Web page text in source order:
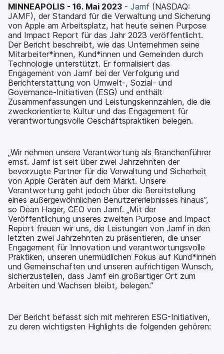
p
t
i
n
h
a
l
t
e
n
MINNEAPOLIS - 16. Mai 2023 - Jamf (NASDAQ:
JAMF), der Standard für die Verwaltung und Sicherung
von Apple am Arbeitsplatz, hat heute seinen Purpose
and Impact Report für das Jahr 2023 veröffentlicht.
Der Bericht beschreibt, wie das Unternehmen seine
Mitarbeiter*innen, Kund*innen und Gemeinden durch
Technologie unterstützt. Er formalisiert das
Engagement von Jamf bei der Verfolgung und
Berichterstattung von Umwelt-, Sozial- und
Governance-Initiativen (ESG) und enthält
Zusammenfassungen und Leistungskennzahlen, die die
zweckorientierte Kultur und das Engagement für
verantwortungsvolle Geschäftspraktiken belegen.
„Wir nehmen unsere Verantwortung als Branchenführer
ernst. Jamf ist seit über zwei Jahrzehnten der
bevorzugte Partner für die Verwaltung und Sicherheit
von Apple Geräten auf dem Markt. Unsere
Verantwortung geht jedoch über die Bereitstellung
eines außergewöhnlichen Benutzererlebnisses hinaus”,
so Dean Hager, CEO von Jamf. „Mit der
Veröffentlichung unseres zweiten Purpose and Impact
Report freuen wir uns, die Leistungen von Jamf in den
letzten zwei Jahrzehnten zu präsentieren, die unser
Engagement für Innovation und verantwortungsvolle
Praktiken, unseren unermüdlichen Fokus auf Kund*innen
und Gemeinschaften und unseren aufrichtigen Wunsch,
sicherzustellen, dass Jamf ein großartiger Ort zum
Arbeiten und Wachsen bleibt, belegen.”
Der Bericht befasst sich mit mehreren ESG-Initiativen,
zu deren wichtigsten Highlights die folgenden gehören: